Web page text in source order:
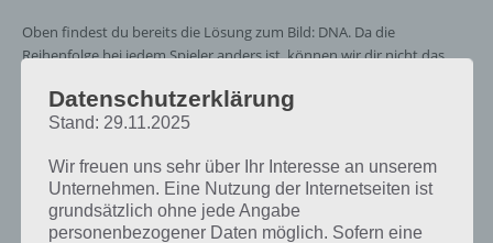
Oben findest du bereits die Lösung zum Bild: DNA. Da die
Reihenfolge bei jedem Spieler anders ist, können wir dir nicht das
jedoch trotzdem zu jedem Sachverhalt die entsprechenden
Antworten findest!
Weitere Lösungen zu 94%
gesucht? Schaue inunsere
Datenschutzerklärung
Stand: 29.11.2025
Wir freuen uns sehr über Ihr Interesse an unserem
Unternehmen. Eine Nutzung der Internetseiten ist
grundsätzlich ohne jede Angabe
personenbezogener Daten möglich. Sofern eine